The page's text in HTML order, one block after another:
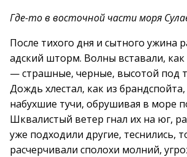
Где-то в восточной части моря
После тихого дня и сытного ужина
адский шторм. Волны вставали,
— страшные, черные, высотой под
Дождь хлестал, как из
набухшие тучи, обрушивая в море
Шквалистый ветер гнал их на юг,
уже подходили другие, теснились,
расчерчивали сполохи молний,